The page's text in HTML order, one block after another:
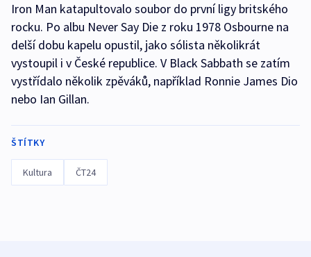
Iron Man katapultovalo soubor do první ligy britského
rocku. Po albu Never Say Die z roku 1978 Osbourne na
delší dobu kapelu opustil, jako sólista několikrát
vystoupil i v České republice. V Black Sabbath se zatím
vystřídalo několik zpěváků, například Ronnie James Dio
nebo Ian Gillan.
ŠTÍTKY
Kultura ČT24